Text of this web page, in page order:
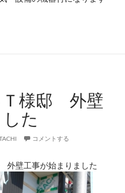
様邸 外壁
た
コメントする
外壁工事が始まりました